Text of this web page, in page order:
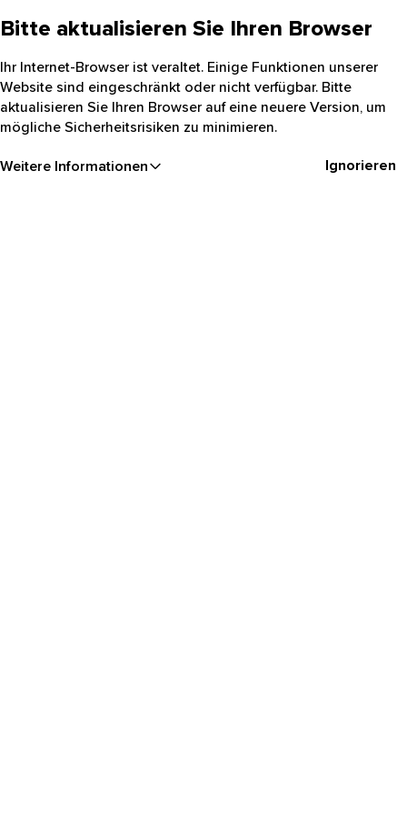
Bitte aktualisieren Sie Ihren Browser
Ihr Internet-Browser ist veraltet. Einige Funktionen unserer
Website sind eingeschränkt oder nicht verfügbar. Bitte
aktualisieren Sie Ihren Browser auf eine neuere Version, um
mögliche Sicherheitsrisiken zu minimieren.
Weitere Informationen Ignorieren